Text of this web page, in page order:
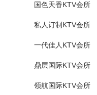
国色天香KTV会所
私人订制KTV会所
一代佳人KTV会所
鼎层国际KTV会所
领航国际KTV会所